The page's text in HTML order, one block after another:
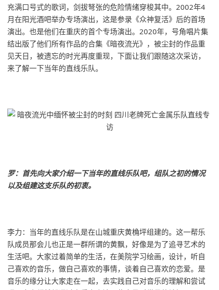
充满口号式的歌词，剑拔弩张的危险情绪穿梭其中。2002年4
月在阳光酒吧举办专场演出，这是参录《众神复活》后的首场
演出。也是他们在重庆的首个专场演出。2020年，号角唱片集
结出版了他们所有作品的合集《暗夜流光》，被尘封的作品重
见天日，被遗忘的时光再度重现，下面让我们跟随这次采访，
来了解一下当年的直线乐队。
罗：首先向大家介绍一下当年的直线乐队吧，组队之初的情况
以及组建这支乐队的初衷。
李力：当年的直线乐队是在山城重庆黄桷坪组建的。这一帮乐
队成员那会儿也正是一群所谓的黄飘，好像是为了追寻艺术的
生活吧。大家过着简单的生活，在美院学习绘画，设计，听自
己喜欢的音乐，做自己喜欢的事情，谈着自己喜欢的恋爱。是
音乐的缘分让大家走在一起，去实践自己对音乐的理解和尝试